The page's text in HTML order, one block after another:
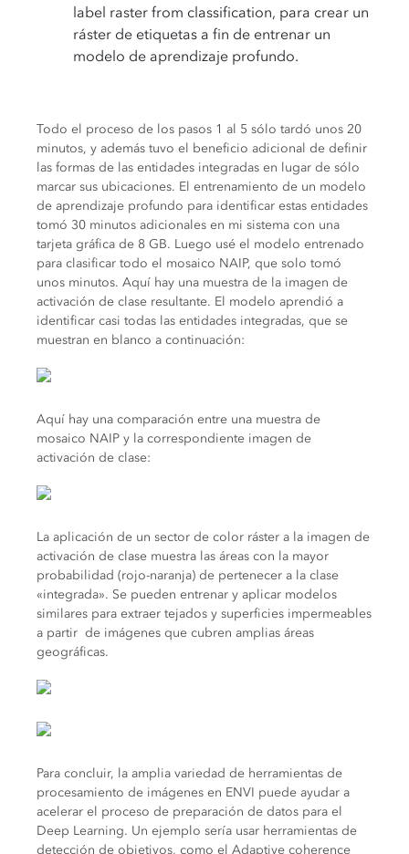
label raster from classification, para crear un
ráster de etiquetas a fin de entrenar un
modelo de aprendizaje profundo.
Todo el proceso de los pasos 1 al 5 sólo tardó unos 20
minutos, y además tuvo el beneficio adicional de definir
las formas de las entidades integradas en lugar de sólo
marcar sus ubicaciones. El entrenamiento de un modelo
de aprendizaje profundo para identificar estas entidades
tomó 30 minutos adicionales en mi sistema con una
tarjeta gráfica de 8 GB. Luego usé el modelo entrenado
para clasificar todo el mosaico NAIP, que solo tomó
unos minutos. Aquí hay una muestra de la imagen de
activación de clase resultante. El modelo aprendió a
identificar casi todas las entidades integradas, que se
muestran en blanco a continuación:
Aquí hay una comparación entre una muestra de
mosaico NAIP y la correspondiente imagen de
activación de clase:
La aplicación de un sector de color ráster a la imagen de
activación de clase muestra las áreas con la mayor
probabilidad (rojo-naranja) de pertenecer a la clase
«integrada». Se pueden entrenar y aplicar modelos
similares para extraer tejados y superficies impermeables
a partir de imágenes que cubren amplias áreas
geográficas.
Para concluir, la amplia variedad de herramientas de
procesamiento de imágenes en ENVI puede ayudar a
acelerar el proceso de preparación de datos para el
Deep Learning. Un ejemplo sería usar herramientas de
detección de objetivos, como el Adaptive coherence